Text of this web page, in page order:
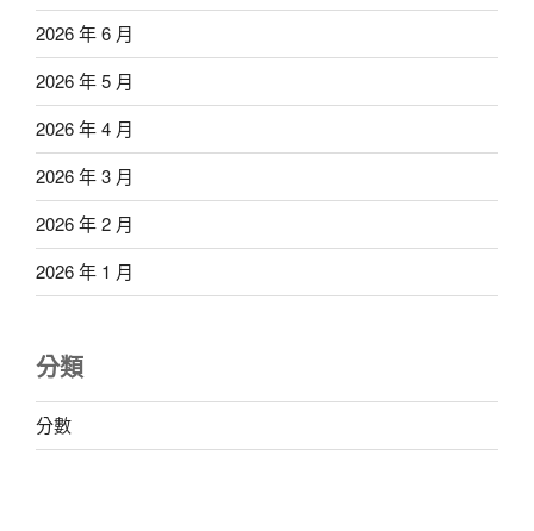
2026 年 6 月
2026 年 5 月
2026 年 4 月
2026 年 3 月
2026 年 2 月
2026 年 1 月
分類
分數